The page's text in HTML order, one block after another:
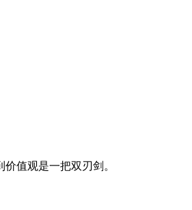
值观是一把双刃剑。